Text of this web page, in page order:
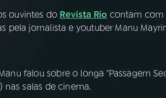
Facebook
ouvintes do Revista Rio contam com
pela jornalista e youtuber Manu
falou sobre o longa "Passagem
nas salas de cinema.